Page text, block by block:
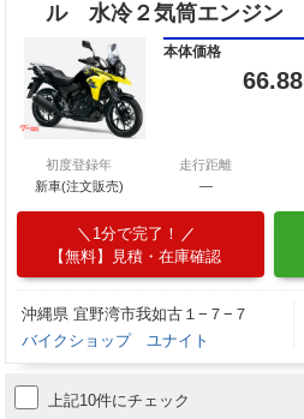
ル 水冷２気筒エンジン
本体価格
66.88
初度登録年
新車(注文販売)
走行距離
―
1分で完了！
【無料】見積・在庫確認
沖縄県 宜野湾市我如古１−７−７
バイクショップ ユナイト
上記10件にチェック